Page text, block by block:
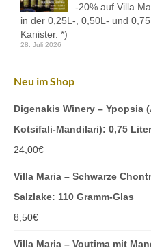
-20% auf Villa
in der 0,25L-, 0,50L- und
Kanister. *)
28. Juli 2026
Neu im Shop
Digenakis Winery – Ypopsia
Kotsifali-Mandilari): 0,75
24,00€
Villa Maria – Schwarze
Salzlake: 110 Gramm-Glas
8,50€
Villa Maria – Voutima mit